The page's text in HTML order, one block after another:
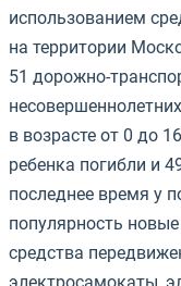
использованием
на территории
51 дорожно-
в возрасте от 0 до
ребенка погибли и
последнее время у
популярность
средства
электросамокаты,